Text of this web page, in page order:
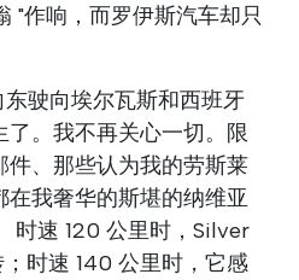
"作响，而罗伊斯汽车却只
驶向埃尔瓦斯和西班牙
。我不再关心一切。限
件、那些认为我的劳斯莱
我奢华的斯堪的纳维亚
时速 120 公里时，Silver
时速 140 公里时，它感